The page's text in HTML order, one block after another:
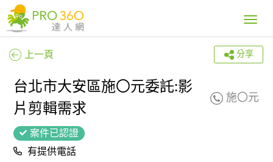
Toggle
上一頁 分享
台北市大安區施〇元委託:影
片剪輯需求
施〇元
案件已認證
有提供電話